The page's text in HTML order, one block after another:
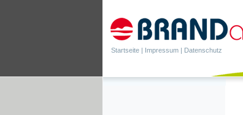
Startseite | Impressum | Datenschutz